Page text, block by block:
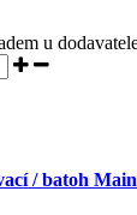
u
/ batoh